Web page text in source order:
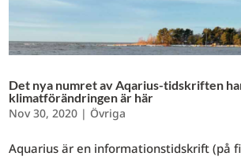
Det nya numret av Aqarius-tidskriften
klimatförändringen är här
Nov 30, 2020 | Övriga
Aquarius är en informationstidskrift (på